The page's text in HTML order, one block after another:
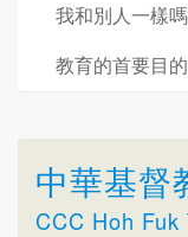
我和別人一樣
教育的首要目
中華基督
CCC Hoh